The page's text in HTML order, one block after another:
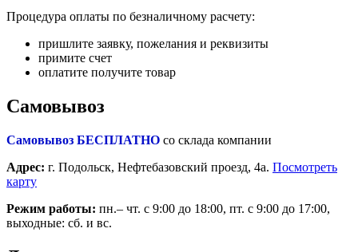
Процедура оплаты по безналичному расчету:
пришлите заявку, пожелания и реквизиты
примите счет
оплатите получите товар
Самовывоз
Самовывоз БЕСПЛАТНО со склада компании
Адрес: г. Подольск, Нефтебазовский проезд, 4а. Посмотреть
карту
Режим работы: пн.– чт. с 9:00 до 18:00, пт. с 9:00 до 17:00,
выходные: сб. и вс.